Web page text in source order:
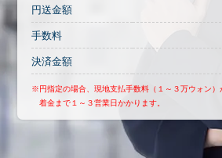
円送金額
手数料
決済金額
※円指定の場合、現地支払手数料（１～３万ウォン）
着金まで１～３営業日かかります。